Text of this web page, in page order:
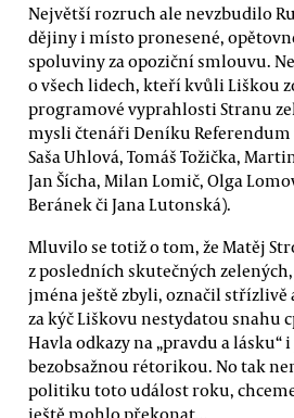
Největší rozruch ale nevzbudilo
dějiny i místo pronesené,
spoluviny za opoziční smlouvu.
o všech lidech, kteří kvůli Liškou
programové vyprahlosti Stranu
mysli čtenáři Deníku
Saša Uhlová, Tomáš Tožička,
Jan Šícha, Milan Lomič, Olga
Beránek či Jana Lutonská).
Mluvilo se totiž o tom, že Matěj
z posledních skutečných
jména ještě zbyli, označil střízlivě
za kýč Liškovu nestydatou snahu
Havla odkazy na „pravdu a
bezobsažnou rétorikou. No tak
politiku toto událost roku,